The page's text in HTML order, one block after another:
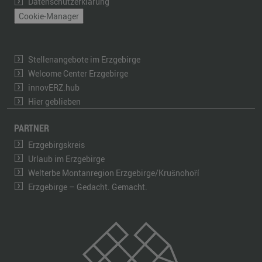
Cookie-Manager
Stellenangebote im Erzgebirge
Welcome Center Erzgebirge
innovERZ.hub
Hier geblieben
PARTNER
Erzgebirgskreis
Urlaub im Erzgebirge
Welterbe Montanregion Erzgebirge/Krušnohoří
Erzgebirge – Gedacht. Gemacht.